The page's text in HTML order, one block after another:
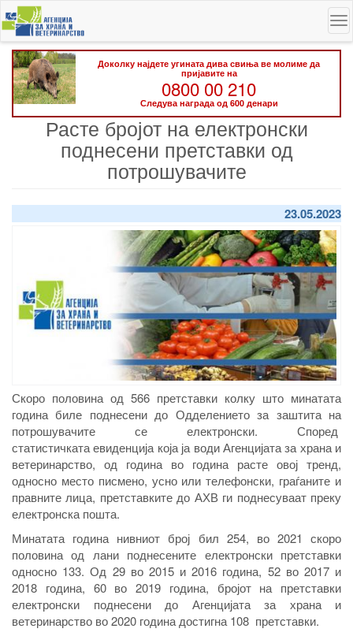
Skip
to
main
content
Доколку најдете угината дива свиња ве молиме да
пријавите на
0800 00 210
Следува награда од 600 денари
Расте бројот на електронски
поднесени претставки од
потрошувачите
23.05.2023
Скоро половина од 566 претставки колку што минатата
година биле поднесени до Одделението за заштита на
потрошувачите се електронски. Според
статистичката евиденција која ја води Агенцијата за храна и
ветеринарство, од година во година расте овој тренд,
односно место писмено, усно или телефонски, граѓаните и
правните лица, претставките до АХВ ги поднесуваат преку
електронска пошта.
Минатата година нивниот број бил 254, во 2021 скоро
половина од лани поднесените електронски претставки
односно 133. Од 29 во 2015 и 2016 година, 52 во 2017 и
2018 година, 60 во 2019 година, бројот на претставки
електронски поднесени до Агенцијата за храна и
ветеринарство во 2020 година достигна 108 претставки.